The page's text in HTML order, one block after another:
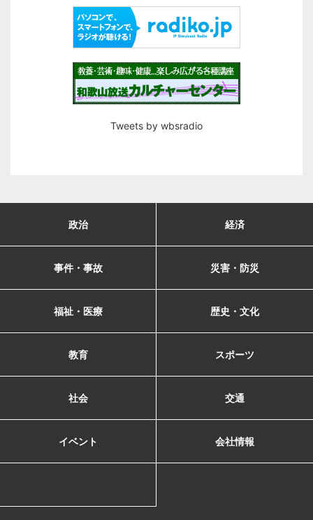
Tweets by wbsradio
政治 経済
事件・事故 災害・防災
福祉・医療 歴史・文化
教育 スポーツ
社会 交通
イベント 会社情報